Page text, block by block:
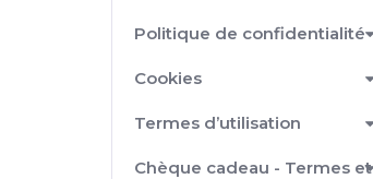
Politique de confidentialité
Cookies
Termes d’utilisation
Chèque cadeau - Termes et